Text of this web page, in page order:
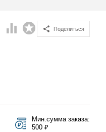
Поделиться
Мин.сумма заказа:
500 ₽